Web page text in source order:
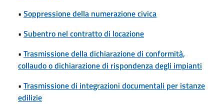
• Soppressione della numerazione civica
• Subentro nel contratto di locazione
• Trasmissione della dichiarazione di conformità,
collaudo o dichiarazione di rispondenza degli impianti
• Trasmissione di integrazioni documentali per istanze
edilizie